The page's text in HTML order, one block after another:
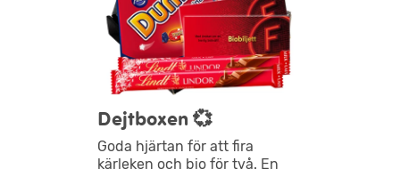
Dejtboxen 💞
Goda hjärtan för att fira
kärleken och bio för två. En